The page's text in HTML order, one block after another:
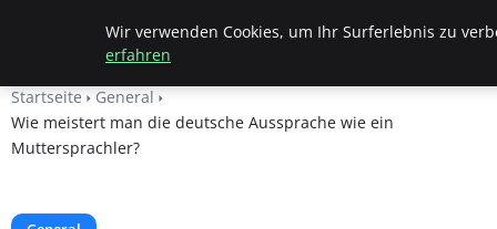
Geheimesleben
Startseite
General
Wie meistert man die deutsche Aussprache wie ein
Muttersprachler?
Wir verwenden Cookies, um Ihr Surferlebnis zu
erfahren